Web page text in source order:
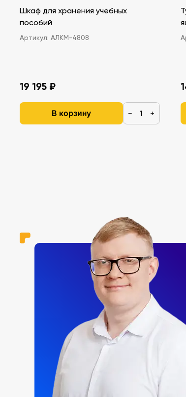
Шкаф для хранения учебных
пособий
Артикул: АЛКМ-4808
19 195 ₽
В корзину − +